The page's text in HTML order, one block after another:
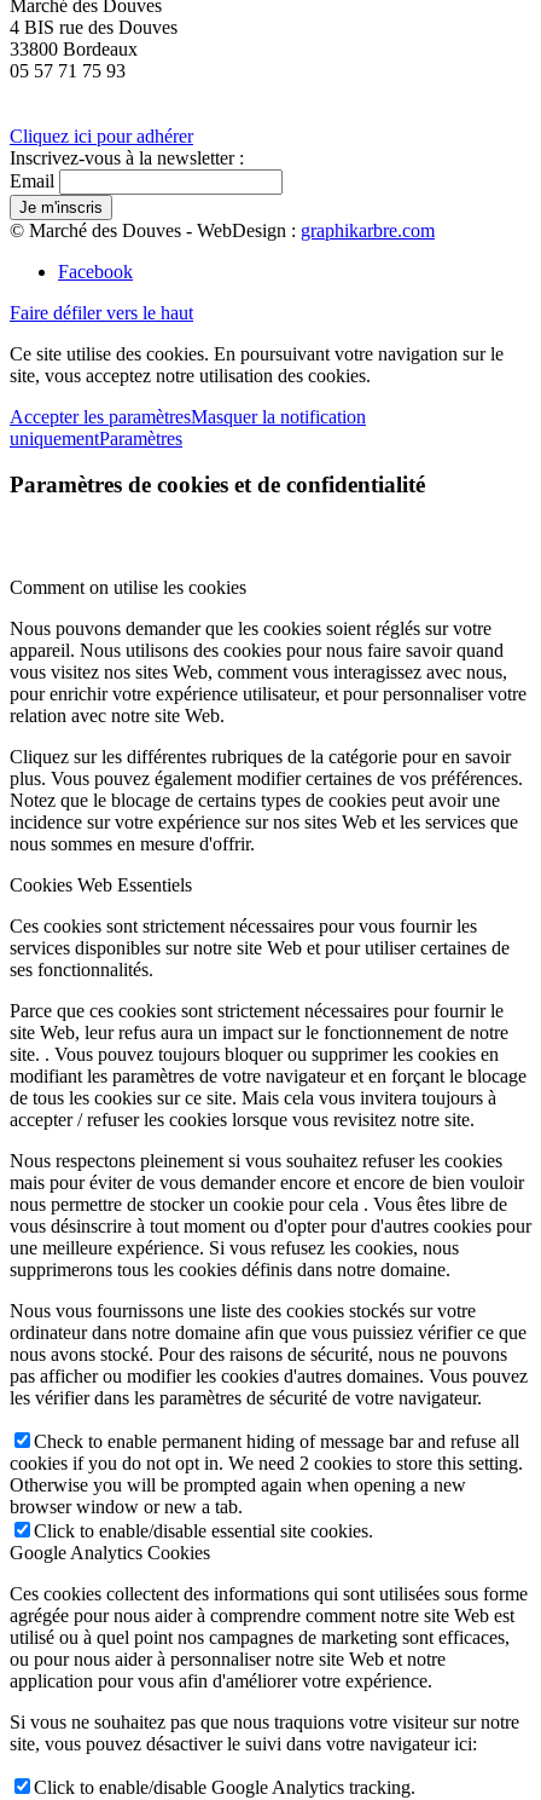
Marché des Douves
4 BIS rue des Douves
33800 Bordeaux
05 57 71 75 93
Cliquez ici pour adhérer
Inscrivez-vous à la newsletter :
Email
© Marché des Douves - WebDesign : graphikarbre.com
Facebook
Faire défiler vers le haut
Ce site utilise des cookies. En poursuivant votre navigation sur le
site, vous acceptez notre utilisation des cookies.
Accepter les paramètresMasquer la notification
uniquementParamètres
Paramètres de cookies et de confidentialité
Comment on utilise les cookies
Nous pouvons demander que les cookies soient réglés sur votre
appareil. Nous utilisons des cookies pour nous faire savoir quand
vous visitez nos sites Web, comment vous interagissez avec nous,
pour enrichir votre expérience utilisateur, et pour personnaliser votre
relation avec notre site Web.
Cliquez sur les différentes rubriques de la catégorie pour en savoir
plus. Vous pouvez également modifier certaines de vos préférences.
Notez que le blocage de certains types de cookies peut avoir une
incidence sur votre expérience sur nos sites Web et les services que
nous sommes en mesure d'offrir.
Cookies Web Essentiels
Ces cookies sont strictement nécessaires pour vous fournir les
services disponibles sur notre site Web et pour utiliser certaines de
ses fonctionnalités.
Parce que ces cookies sont strictement nécessaires pour fournir le
site Web, leur refus aura un impact sur le fonctionnement de notre
site. . Vous pouvez toujours bloquer ou supprimer les cookies en
modifiant les paramètres de votre navigateur et en forçant le blocage
de tous les cookies sur ce site. Mais cela vous invitera toujours à
accepter / refuser les cookies lorsque vous revisitez notre site.
Nous respectons pleinement si vous souhaitez refuser les cookies
mais pour éviter de vous demander encore et encore de bien vouloir
nous permettre de stocker un cookie pour cela . Vous êtes libre de
vous désinscrire à tout moment ou d'opter pour d'autres cookies pour
une meilleure expérience. Si vous refusez les cookies, nous
supprimerons tous les cookies définis dans notre domaine.
Nous vous fournissons une liste des cookies stockés sur votre
ordinateur dans notre domaine afin que vous puissiez vérifier ce que
nous avons stocké. Pour des raisons de sécurité, nous ne pouvons
pas afficher ou modifier les cookies d'autres domaines. Vous pouvez
les vérifier dans les paramètres de sécurité de votre navigateur.
Check to enable permanent hiding of message bar and refuse all
cookies if you do not opt in. We need 2 cookies to store this setting.
Otherwise you will be prompted again when opening a new
browser window or new a tab.
Click to enable/disable essential site cookies.
Google Analytics Cookies
Ces cookies collectent des informations qui sont utilisées sous forme
agrégée pour nous aider à comprendre comment notre site Web est
utilisé ou à quel point nos campagnes de marketing sont efficaces,
ou pour nous aider à personnaliser notre site Web et notre
application pour vous afin d'améliorer votre expérience.
Si vous ne souhaitez pas que nous traquions votre visiteur sur notre
site, vous pouvez désactiver le suivi dans votre navigateur ici:
Click to enable/disable Google Analytics tracking.